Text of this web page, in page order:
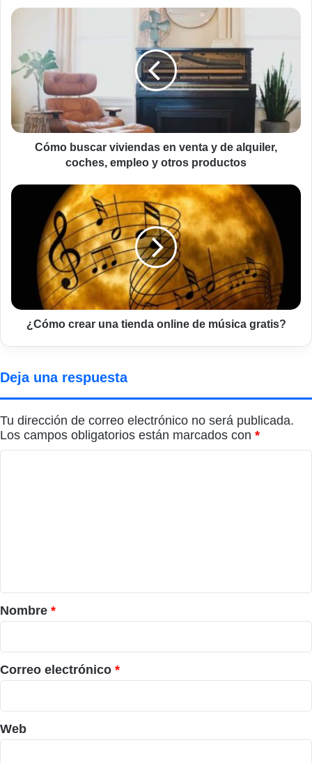
Cómo
en
venta
y
de
alquiler,
coches,
empleo
productos
Cómo buscar viviendas en venta y de alquiler,
coches, empleo y otros productos
¿Cómo
tienda
online
música
gratis?
¿Cómo crear una tienda online de música gratis?
Deja una respuesta
Tu dirección de correo electrónico no será publicada.
Los campos obligatorios están marcados con *
r
i
o
*
Nombre *
Correo electrónico *
Web